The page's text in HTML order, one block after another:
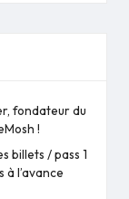
fondateur du
!
billets / pass 1
à l’avance